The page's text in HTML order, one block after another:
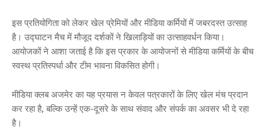
इस प्रतियोगिता को लेकर खेल प्रेमियों और मीडिया कर्मियों में जबरदस्त उत्साह
है। उद्घाटन मैच में मौजूद दर्शकों ने खिलाड़ियों का उत्साहवर्धन किया।
आयोजकों ने आशा जताई है कि इस प्रकार के आयोजनों से मीडिया कर्मियों के बीच
स्वस्थ प्रतिस्पर्धा और टीम भावना विकसित होगी।
मीडिया क्लब अजमेर का यह प्रयास न केवल पत्रकारों के लिए खेल मंच प्रदान
कर रहा है, बल्कि उन्हें एक-दूसरे के साथ संवाद और संपर्क का अवसर भी दे रहा
है।